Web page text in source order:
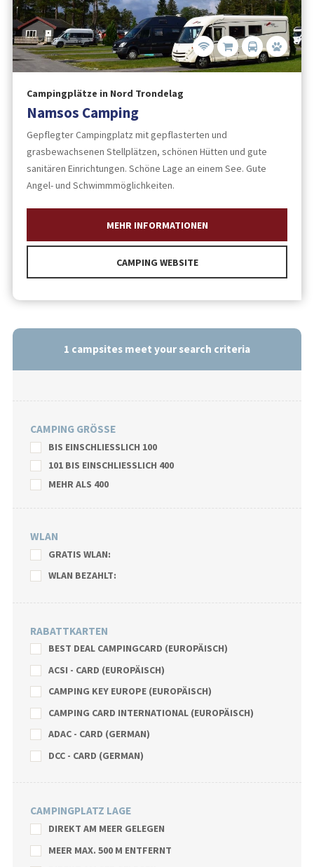
Campingplätze in Nord Trondelag
Namsos Camping
Gepflegter Campingplatz mit gepflasterten und
grasbewachsenen Stellplätzen, schönen Hütten und gute
sanitären Einrichtungen. Schöne Lage an einem See. Gute
Angel- und Schwimmmöglichkeiten.
MEHR INFORMATIONEN
CAMPING WEBSITE
1 campsites meet your search criteria
CAMPING GRÖSSE
BIS EINSCHLIESSLICH 100
101 BIS EINSCHLIESSLICH 400
MEHR ALS 400
WLAN
GRATIS WLAN:
WLAN BEZAHLT:
RABATTKARTEN
BEST DEAL CAMPINGCARD (EUROPÄISCH)
ACSI - CARD (EUROPÄISCH)
CAMPING KEY EUROPE (EUROPÄISCH)
CAMPING CARD INTERNATIONAL (EUROPÄISCH)
ADAC - CARD (GERMAN)
DCC - CARD (GERMAN)
CAMPINGPLATZ LAGE
DIREKT AM MEER GELEGEN
MEER MAX. 500 M ENTFERNT